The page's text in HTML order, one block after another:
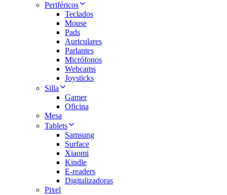
Periféricos
Teclados
Mouse
Pads
Auriculares
Parlantes
Micrófonos
Webcams
Joysticks
Silla
Gamer
Oficina
Mesa
Tablets
Samsung
Surface
Xiaomi
Kindle
E-readers
Digitalizadoras
Pixel